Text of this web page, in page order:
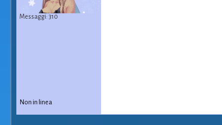
Messaggi: 310
Non in linea